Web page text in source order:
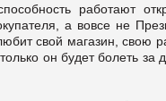
работают
а вовсе не
свой магазин, свою
он будет болеть за